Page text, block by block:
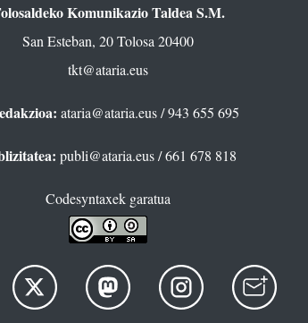
Komunikazio Taldea S.M.
San Esteban, 20 Tolosa 20400
tkt@ataria.eus
ataria@ataria.eus/ 943 655 695
publi@ataria.eus/ 661 678 818
Codesyntaxek garatua